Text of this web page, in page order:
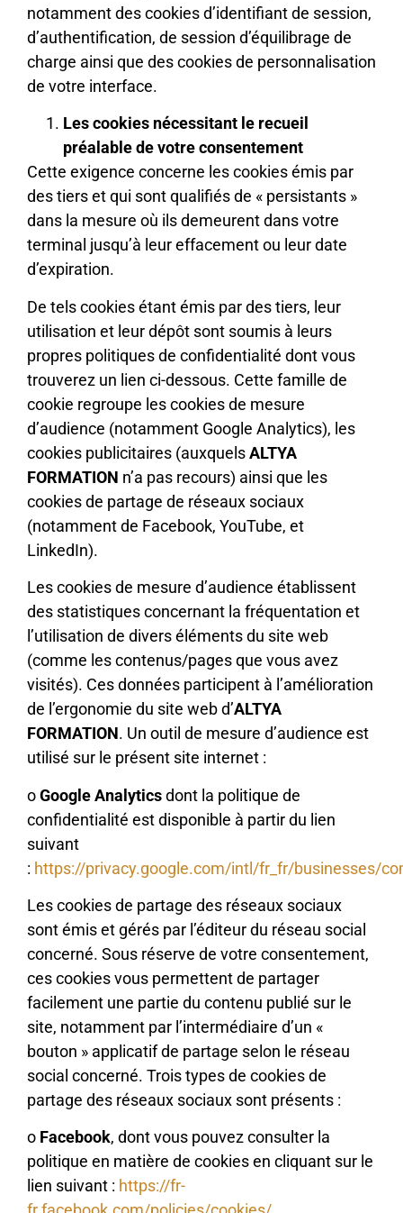
notamment des cookies d’identifiant de session,
d’authentification, de session d’équilibrage de
charge ainsi que des cookies de personnalisation
de votre interface.
Les cookies nécessitant le recueil
préalable de votre consentement
Cette exigence concerne les cookies émis par
des tiers et qui sont qualifiés de « persistants »
dans la mesure où ils demeurent dans votre
terminal jusqu’à leur effacement ou leur date
d’expiration.
De tels cookies étant émis par des tiers, leur
utilisation et leur dépôt sont soumis à leurs
propres politiques de confidentialité dont vous
trouverez un lien ci-dessous. Cette famille de
cookie regroupe les cookies de mesure
d’audience (notamment Google Analytics), les
cookies publicitaires (auxquelsALTYA
FORMATION n’a pas recours) ainsi que les
cookies de partage de réseaux sociaux
(notamment de Facebook, YouTube, et
LinkedIn).
Les cookies de mesure d’audience établissent
des statistiques concernant la fréquentation et
l’utilisation de divers éléments du site web
(comme les contenus/pages que vous avez
visités). Ces données participent à l’amélioration
de l’ergonomie du site web d’ALTYA
FORMATION. Un outil de mesure d’audience est
utilisé sur le présent site internet :
oGoogle Analyticsdont la politique de
confidentialité est disponible à partir du lien
suivant
: https://privacy.google.com/intl/fr_fr/businesses/
Les cookies de partage des réseaux sociaux
sont émis et gérés par l’éditeur du réseau social
concerné. Sous réserve de votre consentement,
ces cookies vous permettent de partager
facilement une partie du contenu publié sur le
site, notamment par l’intermédiaire d’un «
bouton » applicatif de partage selon le réseau
social concerné. Trois types de cookies de
partage des réseaux sociaux sont présents :
o Facebook, dont vous pouvez consulter la
politique en matière de cookies en cliquant sur le
lien suivant : https://fr-